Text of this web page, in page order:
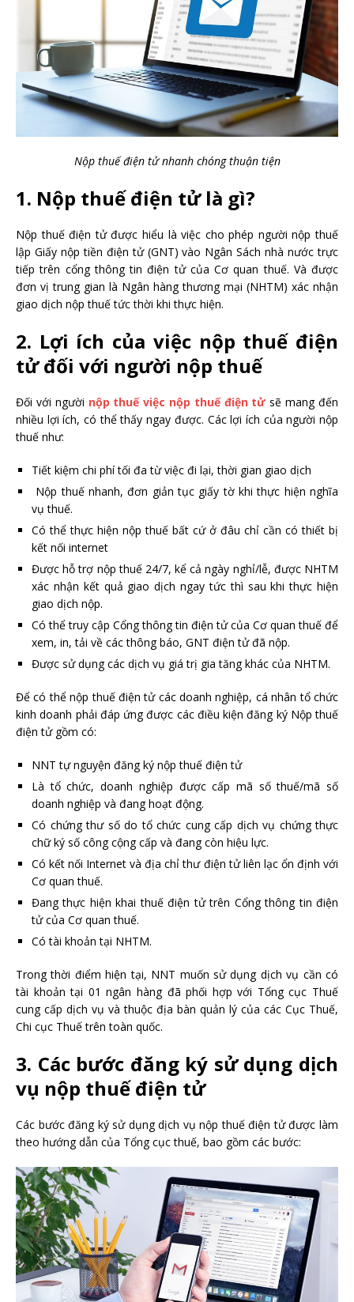
Nộp thuế điện tử nhanh chóng thuận tiện
1. Nộp thuế điện tử là gì?
Nộp thuế điện tử được hiểu là việc cho phép người nộp thuế
lập Giấy nộp tiền điện tử (GNT) vào Ngân Sách nhà nước trực
tiếp trên cổng thông tin điện tử của Cơ quan thuế. Và được
đơn vị trung gian là Ngân hàng thương mại (NHTM) xác nhận
giao dịch nộp thuế tức thời khi thực hiện.
2. Lợi ích của việc nộp thuế điện
tử đối với người nộp thuế
Đối với người nộp thuế việc nộp thuế điện tửsẽ mang đến
nhiều lợi ích, có thể thấy ngay được. Các lợi ích của người nộp
thuế như:
Tiết kiệm chi phí tối đa từ việc đi lại, thời gian giao dịch
Nộp thuế nhanh, đơn giản tục giấy tờ khi thực hiện nghĩa
vụ thuế.
Có thể thực hiện nộp thuế bất cứ ở đâu chỉ cần có thiết bị
kết nối internet
Được hỗ trợ nộp thuế 24/7, kể cả ngày nghỉ/lễ, được NHTM
xác nhận kết quả giao dịch ngay tức thì sau khi thực hiện
giao dịch nộp.
Có thể truy cập Cổng thông tin điện tử của Cơ quan thuế để
xem, in, tải về các thông báo, GNT điện tử đã nộp.
Được sử dụng các dịch vụ giá trị gia tăng khác của NHTM.
Để có thể nộp thuế điện tử các doanh nghiệp, cá nhân tổ chức
kinh doanh phải đáp ứng được các điều kiện đăng ký Nộp thuế
điện tử gồm có:
NNT tự nguyện đăng ký nộp thuế điện tử
Là tổ chức, doanh nghiệp được cấp mã số thuế/mã số
doanh nghiệp và đang hoạt động.
Có chứng thư số do tổ chức cung cấp dịch vụ chứng thực
chữ ký số công cộng cấp và đang còn hiệu lực.
Có kết nối Internet và địa chỉ thư điện tử liên lạc ổn định với
Cơ quan thuế.
Đang thực hiện khai thuế điện tử trên Cổng thông tin điện
tử của Cơ quan thuế.
Có tài khoản tại NHTM.
Trong thời điểm hiện tại, NNT muốn sử dụng dịch vụ cần có
tài khoản tại 01 ngân hàng đã phối hợp với Tổng cục Thuế
cung cấp dịch vụ và thuộc địa bàn quản lý của các Cục Thuế,
Chi cục Thuế trên toàn quốc.
3. Các bước đăng ký sử dụng dịch
vụ nộp thuế điện tử
Các bước đăng ký sử dụng dịch vụ nộp thuế điện tử được làm
theo hướng dẫn của Tổng cục thuế, bao gồm các bước: